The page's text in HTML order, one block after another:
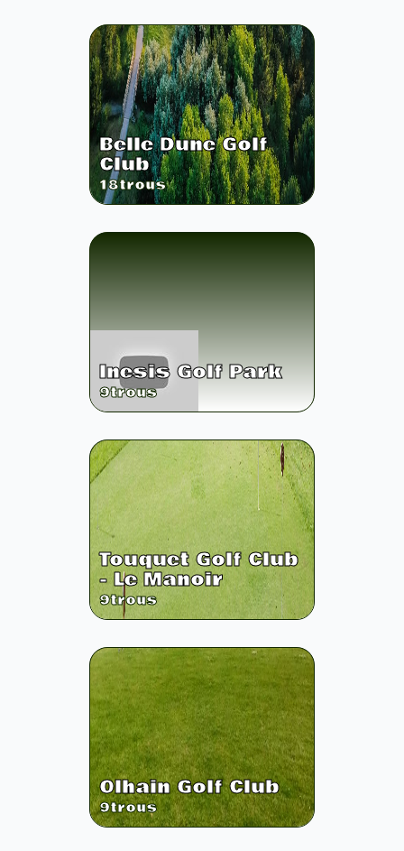
Belle Dune Golf
Club
18trous
Inesis Golf Park
9trous
Touquet Golf Club
- Le Manoir
9trous
Olhain Golf Club
9trous